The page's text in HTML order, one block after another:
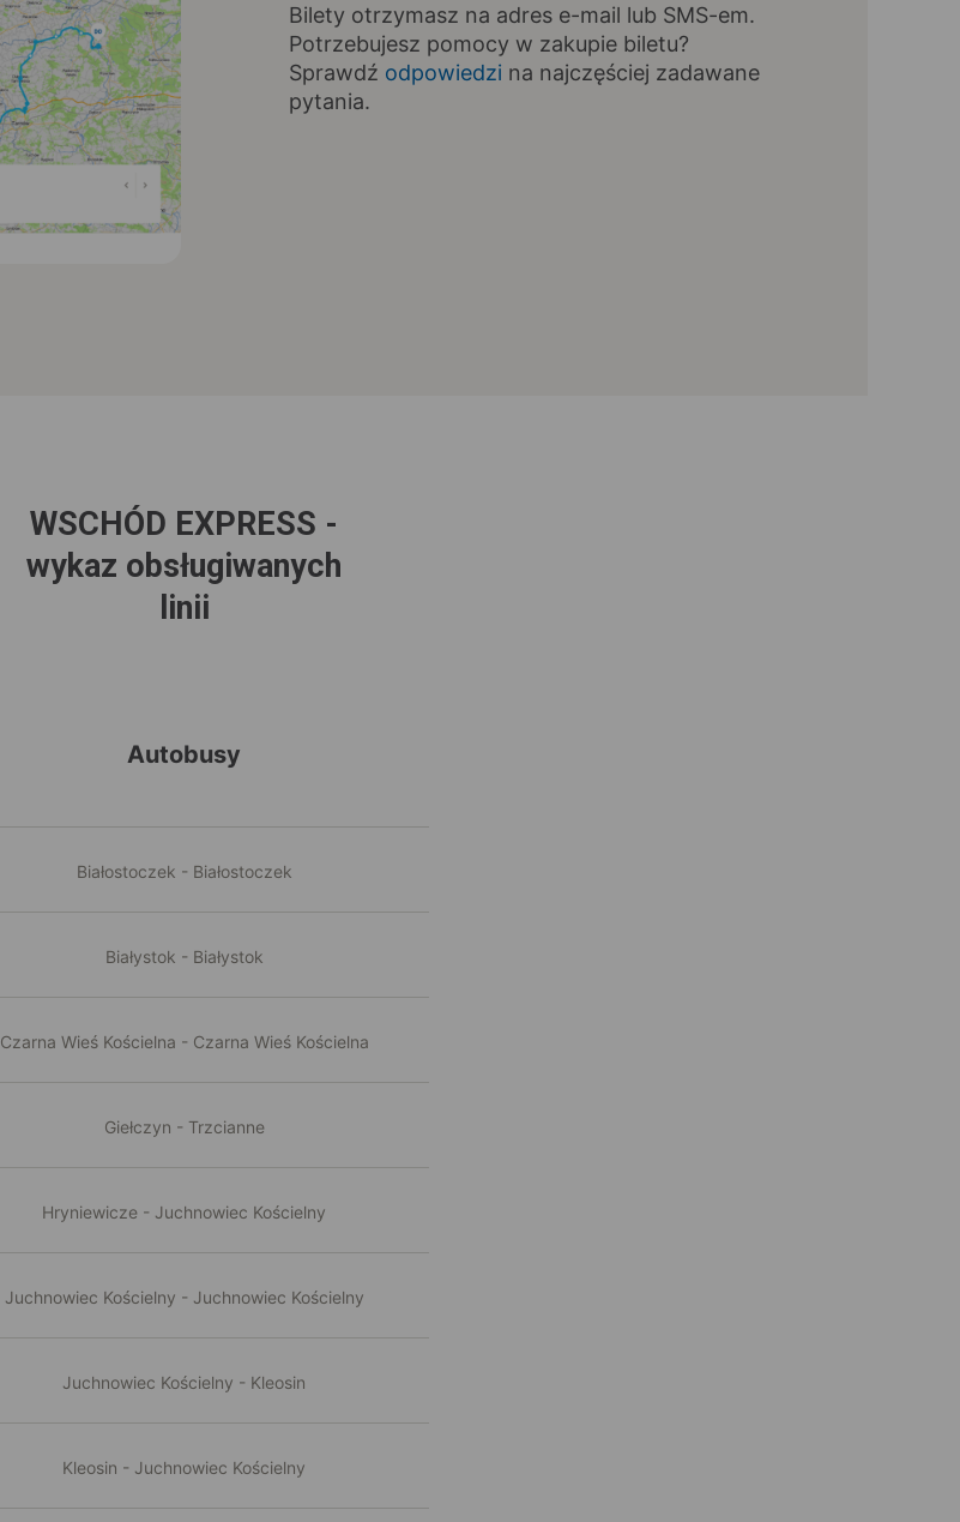
Bilety otrzymasz na adres e-mail lub SMS-em.
Potrzebujesz pomocy w zakupie biletu?
Sprawdź odpowiedzi na najczęściej zadawane
pytania.
WSCHÓD EXPRESS -
wykaz obsługiwanych
linii
Autobusy
Białostoczek - Białostoczek
Białystok - Białystok
Czarna Wieś Kościelna - Czarna Wieś Kościelna
Giełczyn - Trzcianne
Hryniewicze - Juchnowiec Kościelny
Juchnowiec Kościelny - Juchnowiec Kościelny
Juchnowiec Kościelny - Kleosin
Kleosin - Juchnowiec Kościelny